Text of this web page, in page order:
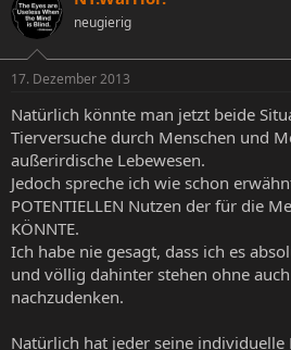
neugierig
17. Dezember 2013
Natürlich könnte man jetzt beide
Tierversuche durch Menschen und
außerirdische Lebewesen.
Jedoch spreche ich wie schon
POTENTIELLEN Nutzen der für die
KÖNNTE.
Ich habe nie gesagt, dass ich es
und völlig dahinter stehen ohne
nachzudenken.
Natürlich hat jeder seine individuelle